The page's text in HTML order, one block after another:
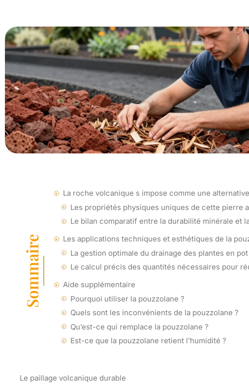
Sommaire
La roche volcanique s impose comme une
Les propriétés physiques uniques de cette pierre
Le bilan comparatif entre la durabilité minérale et
Les applications techniques et esthétiques de la
La gestion optimale du drainage des plantes en
Le calcul précis des quantités nécessaires pour
Aide supplémentaire
Pourquoi utiliser la pouzzolane ?
Quels sont les inconvénients de la pouzzolane ?
Qu’est-ce qui remplace la pouzzolane ?
Est-ce que la pouzzolane retient l’humidité ?
Le paillage volcanique durable